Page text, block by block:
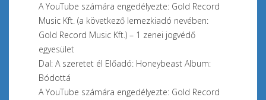
A YouTube számára engedélyezte: Gold Record
Music Kft. (a következő lemezkiadó nevében:
Gold Record Music Kft.) – 1 zenei jogvédő
egyesület
Dal: A szeretet él Előadó: Honeybeast Album:
Bódottá
A YouTube számára engedélyezte: Gold Record